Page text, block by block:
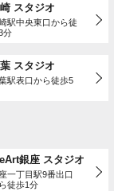
スタジオ
駅中央東口から徒
分
スタジオ
駅表口から徒歩5
銀座 スタジオ
一丁目駅9番出口
徒歩1分